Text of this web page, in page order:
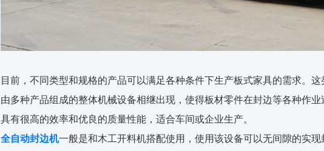
目前，不同类型和规格的产品可以满足各种条件下生产板式家具的需求。
由多种产品组成的整体机械设备相继出现，使得板材零件在封边等各种作
具有很高的效率和优良的质量性能，适合车间或企业生产。
全自动封边机一般是和木工开料机搭配使用，使用该设备可以无间隙的实